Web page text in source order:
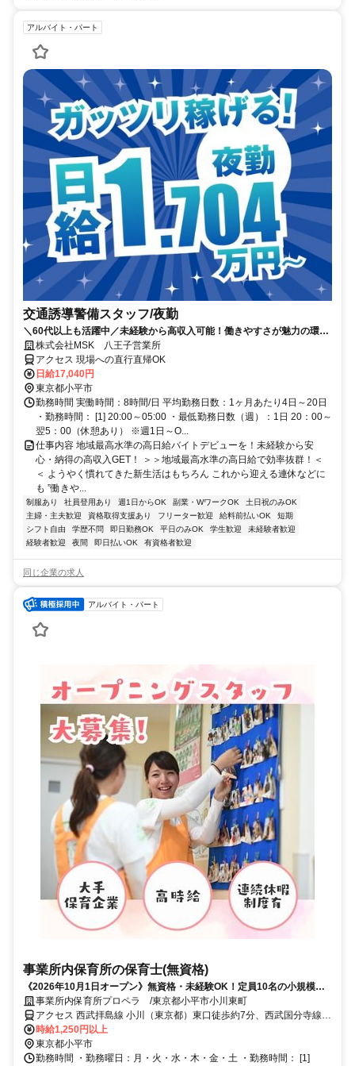
アルバイト・パート
交通誘導警備スタッフ/夜勤
＼60代以上も活躍中／未経験から高収入可能！働きやすさが魅力の環境
で警備員デビューをしませんか！【月収34万円以上可能！日払いも
OK！】勤務3日前迄シフト申請が可能です！週1日～・短期もOK！あな
たのライフスタイルに合わせてお仕事しませんか！未経験者大歓迎！年
代幅広く活躍しています。
株式会社MSK 八王子営業所
アクセス 現場への直行直帰OK
日給17,040円
東京都小平市
勤務時間 実働時間：8時間/日 平均勤務日数：1ヶ月あたり4日～20日
・勤務時間： [1] 20:00～05:00 ・最低勤務日数（週）：1日 20：00～
翌5：00（休憩あり） ※週1日～O...
仕事内容 地域最高水準の高日給バイトデビューを！未経験から安
心・納得の高収入GET！ ＞＞地域最高水準の高日給で効率抜群！＜
＜ ようやく慣れてきた新生活はもちろん これから迎える連休などに
も ”働きや...
制服あり 社員登用あり 週1日からOK 副業・WワークOK
土日祝のみOK
主婦・主夫歓迎
資格取得支援あり フリーター歓迎 給料前払いOK
短期
シフト自由
学歴不問 即日勤務OK 平日のみOK 学生歓迎
未経験者歓迎
経験者歓迎
夜間 即日払いOK 有資格者歓迎
同じ企業の求人
アルバイト・パート
事業所内保育所の保育士(無資格)
《2026年10月1日オープン》無資格・未経験OK！定員10名の小規模園
のオープニングスタッフ募集☆12月末までオープン手当有♪
事業所内保育所プロペラ /東京都小平市小川東町
アクセス 西武拝島線 小川（東京都）東口徒歩約7分、西武国分寺線
小川（東京都）東口徒歩約7分、ＪＲ武蔵野線 新小平徒歩約14分
時給1,250円以上
東京都小平市
勤務時間 ・勤務曜日：月・火・水・木・金・土 ・勤務時間： [1]